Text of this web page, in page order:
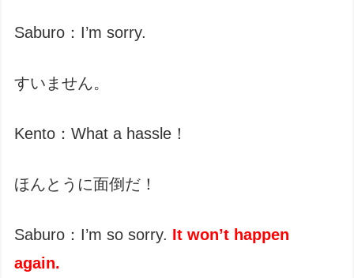
Saburo：I’m sorry.
すいません。
Kento：What a hassle！
ほんとうに面倒だ！
Saburo：I’m so sorry. It won’t happen
again.